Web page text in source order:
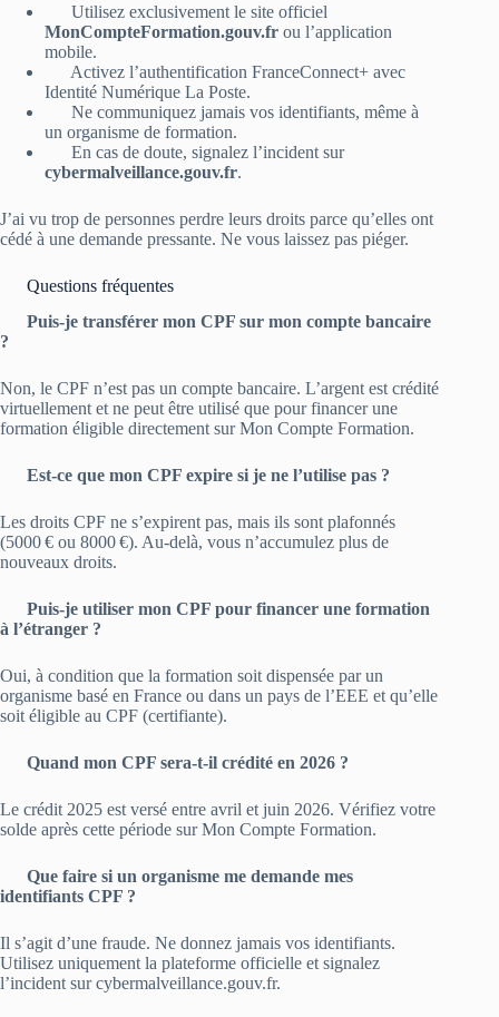
Utilisez exclusivement le site officiel
MonCompteFormation.gouv.fr ou l’application
mobile.
Activez l’authentification FranceConnect+ avec
Identité Numérique La Poste.
Ne communiquez jamais vos identifiants, même à
un organisme de formation.
En cas de doute, signalez l’incident sur
cybermalveillance.gouv.fr.
J’ai vu trop de personnes perdre leurs droits parce qu’elles ont
cédé à une demande pressante. Ne vous laissez pas piéger.
Questions fréquentes
Puis-je transférer mon CPF sur mon compte bancaire
?
Non, le CPF n’est pas un compte bancaire. L’argent est crédité
virtuellement et ne peut être utilisé que pour financer une
formation éligible directement sur Mon Compte Formation.
Est-ce que mon CPF expire si je ne l’utilise pas ?
Les droits CPF ne s’expirent pas, mais ils sont plafonnés
(5000 € ou 8000 €). Au-delà, vous n’accumulez plus de
nouveaux droits.
Puis-je utiliser mon CPF pour financer une formation
à l’étranger ?
Oui, à condition que la formation soit dispensée par un
organisme basé en France ou dans un pays de l’EEE et qu’elle
soit éligible au CPF (certifiante).
Quand mon CPF sera-t-il crédité en 2026 ?
Le crédit 2025 est versé entre avril et juin 2026. Vérifiez votre
solde après cette période sur Mon Compte Formation.
Que faire si un organisme me demande mes
identifiants CPF ?
Il s’agit d’une fraude. Ne donnez jamais vos identifiants.
Utilisez uniquement la plateforme officielle et signalez
l’incident sur cybermalveillance.gouv.fr.